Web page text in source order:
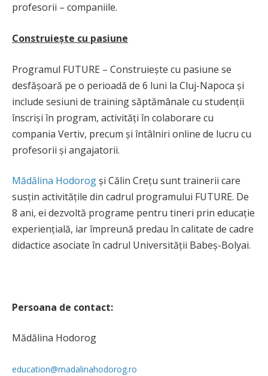
profesorii – companiile.
Construiește cu pasiune
Programul FUTURE – Construiește cu pasiune se
desfășoară pe o perioadă de 6 luni la Cluj-Napoca și
include sesiuni de training săptămânale cu studenții
înscriși în program, activități în colaborare cu
compania Vertiv, precum și întâlniri online de lucru cu
profesorii și angajatorii.
Mădălina Hodorogși Călin Crețu sunt trainerii care
susțin activitățile din cadrul programului FUTURE. De
8 ani, ei dezvoltă programe pentru tineri prin educație
experiențială, iar împreună predau în calitate de cadre
didactice asociate în cadrul Universității Babeș-Bolyai.
Persoana de contact:
Mădălina Hodorog
education@madalinahodorog.ro